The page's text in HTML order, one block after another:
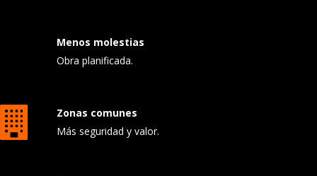
Menos molestias
Obra planificada.
Zonas comunes
Más seguridad y valor.